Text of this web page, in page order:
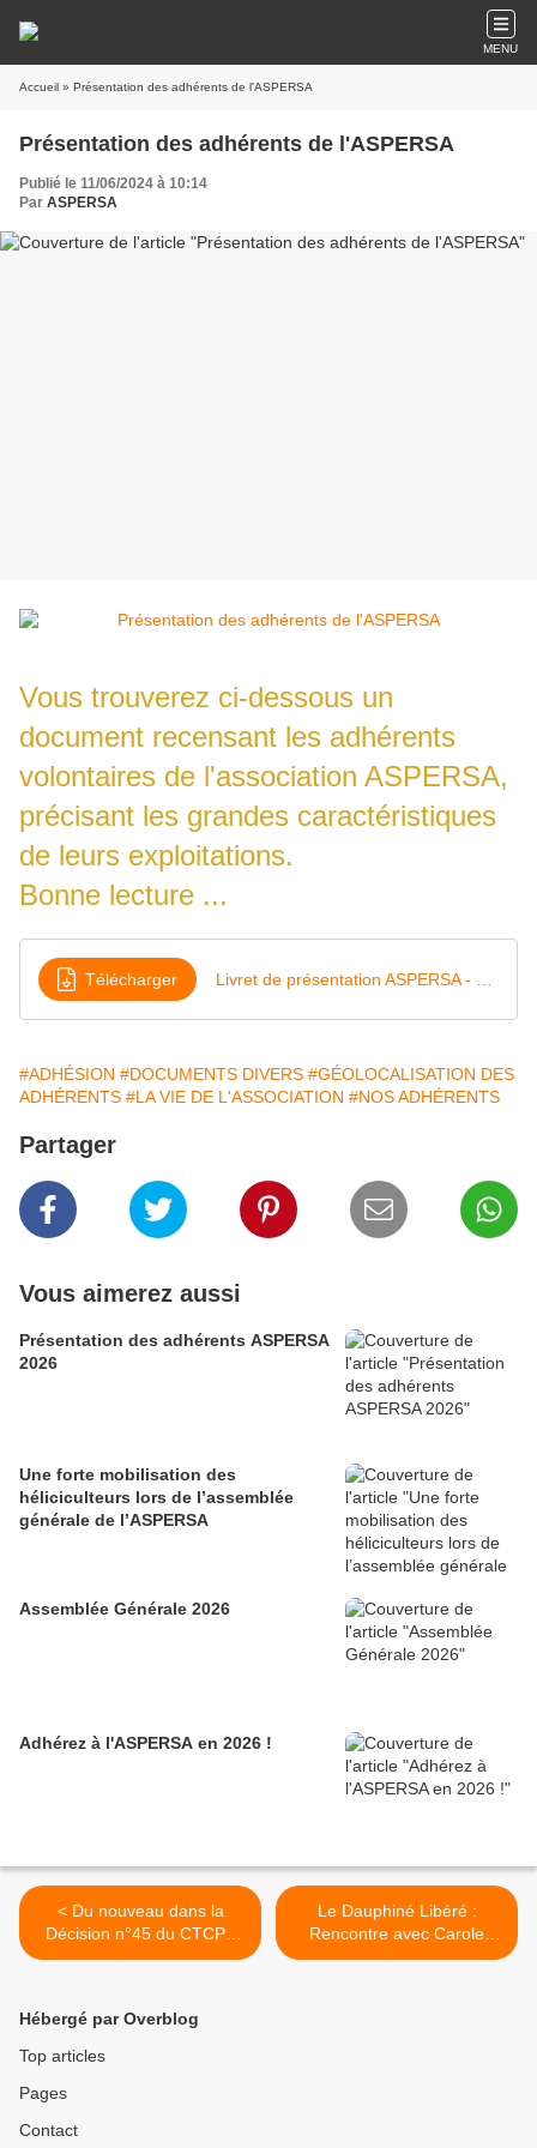
MENU
Accueil » Présentation des adhérents de l'ASPERSA
Présentation des adhérents de l'ASPERSA
Publié le 11/06/2024 à 10:14
Par ASPERSA
Vous trouverez ci-dessous un
document recensant les adhérents
volontaires de l'association ASPERSA,
précisant les grandes caractéristiques
de leurs exploitations.
Bonne lecture ...
Télécharger
#ADHÉSION #DOCUMENTS DIVERS #GÉOLOCALISATION DES
ADHÉRENTS #LA VIE DE L'ASSOCIATION #NOS ADHÉRENTS
Partager
Vous aimerez aussi
Présentation des adhérents ASPERSA
2026
Une forte mobilisation des
héliciculteurs lors de l’assemblée
générale de l’ASPERSA
Assemblée Générale 2026
Adhérez à l'ASPERSA en 2026 !
< Du nouveau dans la
Décision n°45 du CTCPA
(conserves d'escargots)
Le Dauphiné Libéré :
Rencontre avec Carole
Milan >
Hébergé par Overblog
Top articles
Pages
Contact